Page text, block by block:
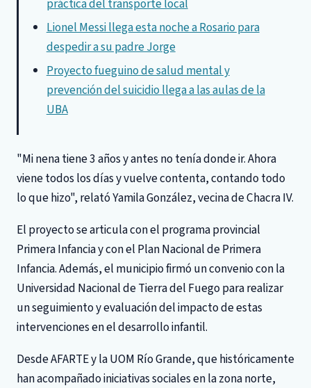
práctica del transporte local
Lionel Messi llega esta noche a Rosario para
despedir a su padre Jorge
Proyecto fueguino de salud mental y
prevención del suicidio llega a las aulas de la
UBA
"Mi nena tiene 3 años y antes no tenía donde ir. Ahora
viene todos los días y vuelve contenta, contando todo
lo que hizo", relató Yamila González, vecina de Chacra IV.
El proyecto se articula con el programa provincial
Primera Infancia y con el Plan Nacional de Primera
Infancia. Además, el municipio firmó un convenio con la
Universidad Nacional de Tierra del Fuego para realizar
un seguimiento y evaluación del impacto de estas
intervenciones en el desarrollo infantil.
Desde AFARTE y la UOM Río Grande, que históricamente
han acompañado iniciativas sociales en la zona norte,